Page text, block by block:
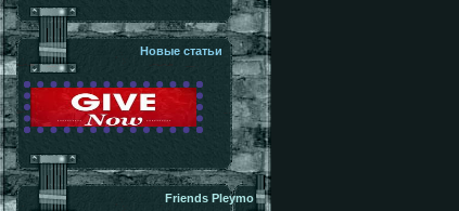
Новые статьи
Friends Pleymo